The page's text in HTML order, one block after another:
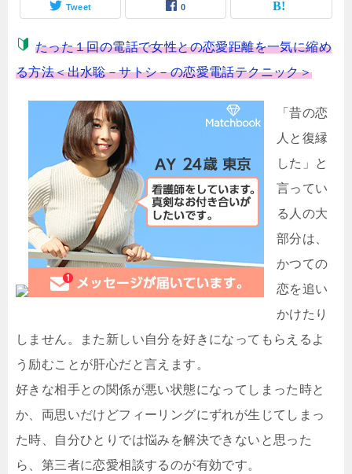
Tweet 0
たった１回の電話で女性との恋愛距離を一気に縮め
る方法＜出水聡－サトシ－の恋愛電話テクニック＞
「昔の恋
人と復縁
した」と
言ってい
る人の大
部分は、
かつての
恋を追い
かけたり
しません。また新しい自分を好きになってもらえるよ
う励むことが肝心だと言えます。
好きな相手との関係が悪い状態になってしまった時と
か、両思いだけどフィーリングにずれが生じてしまっ
た時、自分ひとりでは悩みを解決できないと思った
ら、第三者に恋愛相談するのが有効です。